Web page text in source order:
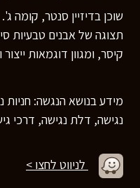
שוכן בדיזיין סנטר, קומה ג'.
תצוגה של אבנים טבעיות
קיסר, ומגוון דוגמאות ייצור
מידע בנושא הנגשה: חניות
נגישה, דלת נגישה, דרכי
לניווט לחצו >